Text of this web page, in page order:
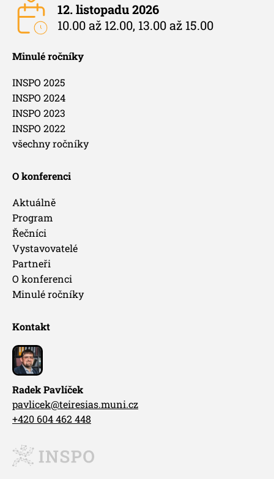
12. listopadu 2026
10.00 až 12.00, 13.00 až 15.00
Minulé ročníky
INSPO 2025
INSPO 2024
INSPO 2023
INSPO 2022
všechny ročníky
O konferenci
Aktuálně
Program
Řečníci
Vystavovatelé
Partneři
O konferenci
Minulé ročníky
Kontakt
Radek Pavlíček
pavlicek@teiresias.muni.cz
+420 604 462 448